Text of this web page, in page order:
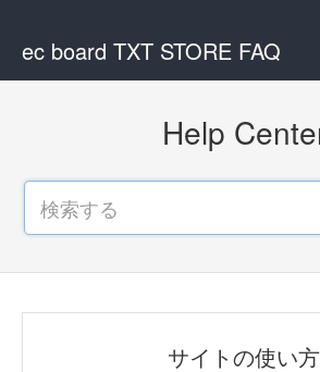
ec board TXT STORE FAQ
Help
サイトの使い方